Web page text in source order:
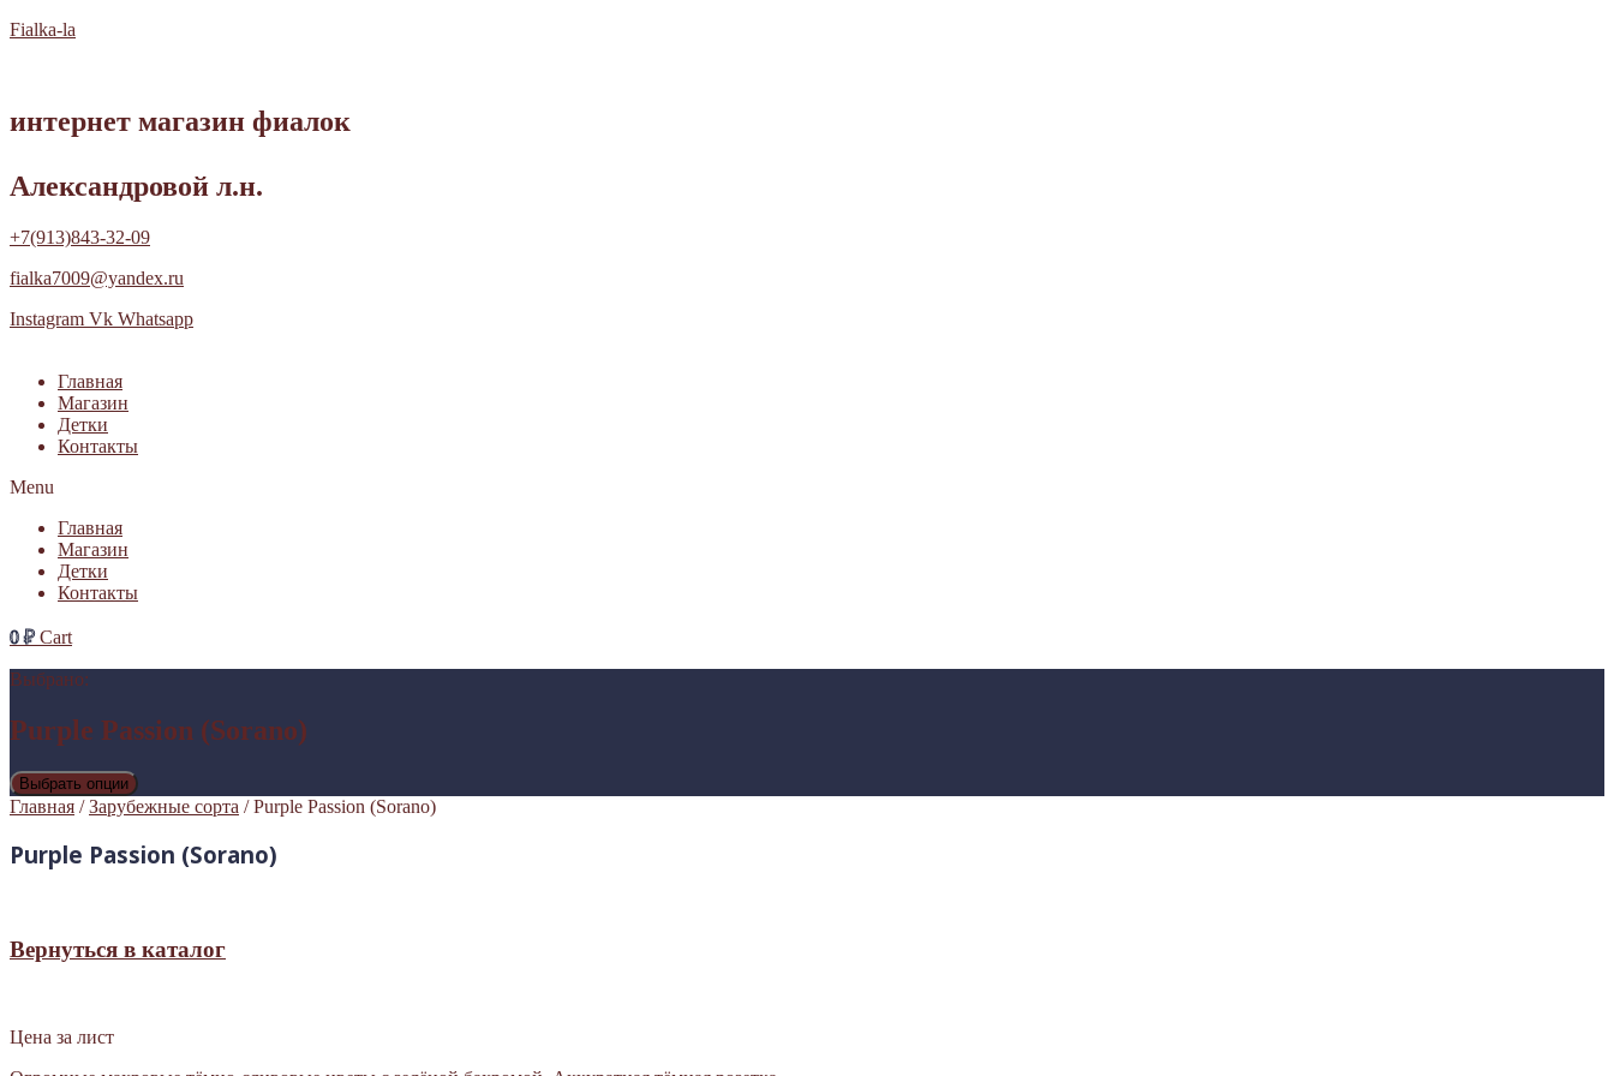
Fialka-la
интернет магазин фиалок
Александровой л.н.
+7(913)843-32-09
fialka7009@yandex.ru
Instagram Vk Whatsapp
Главная
Магазин
Детки
Контакты
Menu
Главная
Магазин
Детки
Контакты
0₽ Cart
Выбрано:
Purple Passion (Sorano)
Выбрать опции
Главная /Зарубежные сорта / Purple Passion (Sorano)
Purple Passion (Sorano)
Вернуться в каталог
Цена за лист